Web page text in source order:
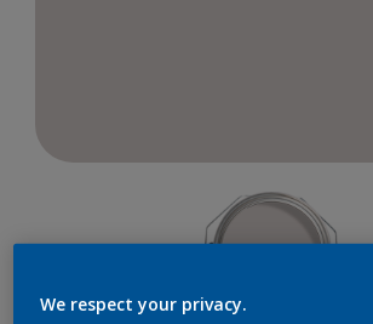
We respect your privacy.